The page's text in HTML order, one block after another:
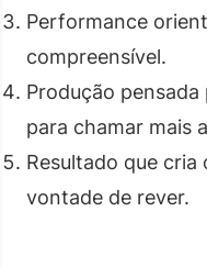
Performance
compreensível.
Produção
para chamar mais
Resultado que
vontade de rever.